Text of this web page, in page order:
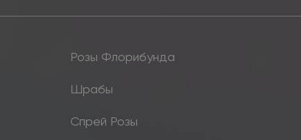
Розы Флорибунда
Шрабы
Спрей Розы